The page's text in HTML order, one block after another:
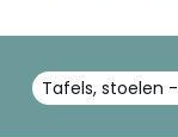
Tafels, stoelen